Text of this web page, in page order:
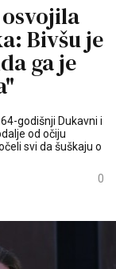
Bivšu je
ga je
godišnji Dukavni i
od očiju
svi da šuškaju o
0